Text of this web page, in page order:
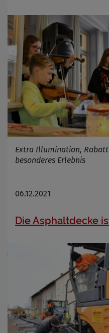
Extra Illumination,
besonderes Erlebnis
06.12.2021
Die Asphaltdecke